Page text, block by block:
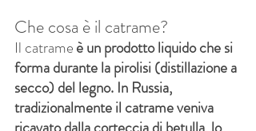
Che cosa è il catrame?
Il catrameè un prodotto liquido che si
forma durante la pirolisi (distillazione a
secco) del legno. In Russia,
tradizionalmente il catrame veniva